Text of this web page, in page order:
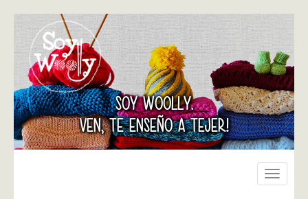
SOY WOOLLY.
VEN, TE ENSEÑO A TEJER!
Toggle